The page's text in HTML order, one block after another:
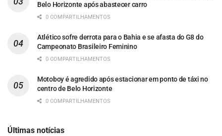
Belo Horizonte após abastecer carro
0 COMPARTILHAMENTOS
Atlético sofre derrota para o Bahia e se afasta do G8 do
Campeonato Brasileiro Feminino
0 COMPARTILHAMENTOS
Motoboy é agredido após estacionar em ponto de táxi no
centro de Belo Horizonte
0 COMPARTILHAMENTOS
Últimas notícias